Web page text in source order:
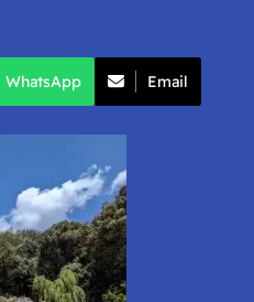
WhatsApp Email